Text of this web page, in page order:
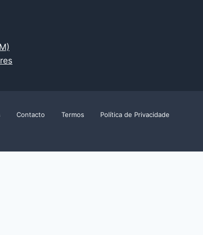
Contacto Termos Política de Privacidade